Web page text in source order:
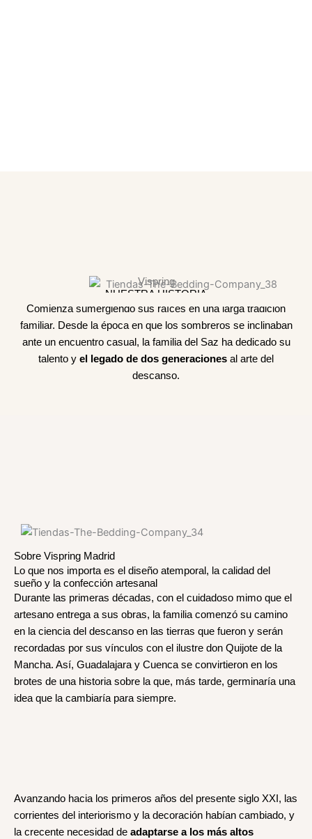
Vispring
NUESTRA HISTORIA
Comienza sumergiendo sus raíces en una larga tradición
familiar. Desde la época en que los sombreros se inclinaban
ante un encuentro casual, la familia del Saz ha dedicado su
talento y el legado de dos generaciones al arte del
descanso.
Sobre Vispring Madrid
Lo que nos importa es el diseño atemporal, la calidad del
sueño y la confección artesanal
Durante las primeras décadas, con el cuidadoso mimo que el
artesano entrega a sus obras, la familia comenzó su camino
en la ciencia del descanso en las tierras que fueron y serán
recordadas por sus vínculos con el ilustre don Quijote de la
Mancha. Así, Guadalajara y Cuenca se convirtieron en los
brotes de una historia sobre la que, más tarde, germinaría una
idea que la cambiaría para siempre.
Avanzando hacia los primeros años del presente siglo XXI, las
corrientes del interiorismo y la decoración habían cambiado, y
la crecente necesidad de adaptarse a los más altos